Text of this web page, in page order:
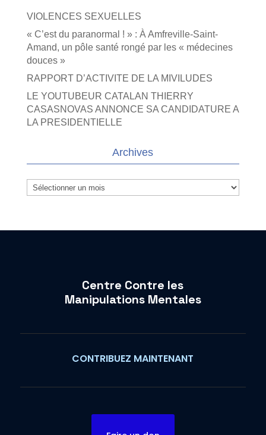
VIOLENCES SEXUELLES
« C’est du paranormal ! » : À Amfreville-Saint-
Amand, un pôle santé rongé par les « médecines
douces »
RAPPORT D’ACTIVITE DE LA MIVILUDES
LE YOUTUBEUR CATALAN THIERRY
CASASNOVAS ANNONCE SA CANDIDATURE A
LA PRESIDENTIELLE
Archives
Archives
Centre Contre les
Manipulations Mentales
CONTRIBUEZ MAINTENANT